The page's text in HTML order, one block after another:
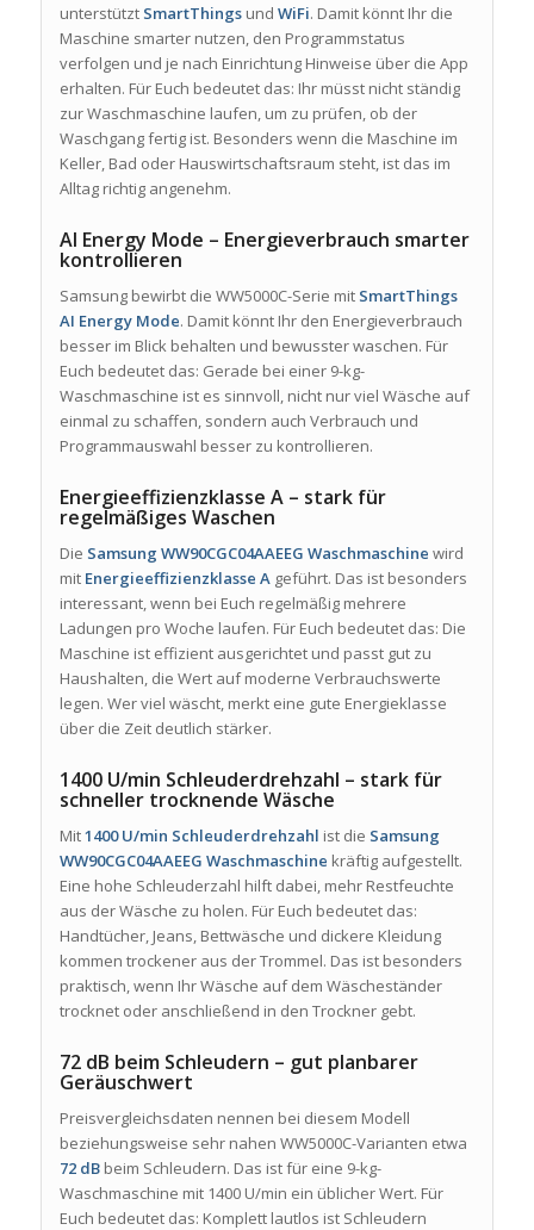
unterstützt SmartThingsund WiFi. Damit könnt Ihr die
Maschine smarter nutzen, den Programmstatus
verfolgen und je nach Einrichtung Hinweise über die App
erhalten. Für Euch bedeutet das: Ihr müsst nicht ständig
zur Waschmaschine laufen, um zu prüfen, ob der
Waschgang fertig ist. Besonders wenn die Maschine im
Keller, Bad oder Hauswirtschaftsraum steht, ist das im
Alltag richtig angenehm.
AI Energy Mode – Energieverbrauch smarter
kontrollieren
Samsung bewirbt die WW5000C-Serie mit SmartThings
AI Energy Mode. Damit könnt Ihr den Energieverbrauch
besser im Blick behalten und bewusster waschen. Für
Euch bedeutet das: Gerade bei einer 9-kg-
Waschmaschine ist es sinnvoll, nicht nur viel Wäsche auf
einmal zu schaffen, sondern auch Verbrauch und
Programmauswahl besser zu kontrollieren.
Energieeffizienzklasse A – stark für
regelmäßiges Waschen
Die Samsung WW90CGC04AAEEG Waschmaschine wird
mit Energieeffizienzklasse Ageführt. Das ist besonders
interessant, wenn bei Euch regelmäßig mehrere
Ladungen pro Woche laufen. Für Euch bedeutet das: Die
Maschine ist effizient ausgerichtet und passt gut zu
Haushalten, die Wert auf moderne Verbrauchswerte
legen. Wer viel wäscht, merkt eine gute Energieklasse
über die Zeit deutlich stärker.
1400 U/min Schleuderdrehzahl – stark für
schneller trocknende Wäsche
Mit1400 U/min Schleuderdrehzahl ist die Samsung
WW90CGC04AAEEG Waschmaschine kräftig aufgestellt.
Eine hohe Schleuderzahl hilft dabei, mehr Restfeuchte
aus der Wäsche zu holen. Für Euch bedeutet das:
Handtücher, Jeans, Bettwäsche und dickere Kleidung
kommen trockener aus der Trommel. Das ist besonders
praktisch, wenn Ihr Wäsche auf dem Wäscheständer
trocknet oder anschließend in den Trockner gebt.
72 dB beim Schleudern – gut planbarer
Geräuschwert
Preisvergleichsdaten nennen bei diesem Modell
beziehungsweise sehr nahen WW5000C-Varianten etwa
72 dBbeim Schleudern. Das ist für eine 9-kg-
Waschmaschine mit 1400 U/min ein üblicher Wert. Für
Euch bedeutet das: Komplett lautlos ist Schleudern